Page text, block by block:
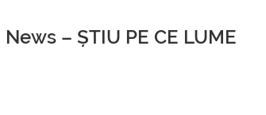
– ȘTIU PE CE LUME